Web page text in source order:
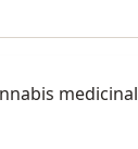
medicinal